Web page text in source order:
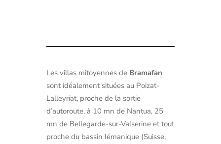
Les villas mitoyennes de Bramafan
sont idéalement situées au Poizat-
Lalleyriat, proche de la sortie
d’autoroute, à 10 mn de Nantua, 25
mn de Bellegarde-sur-Valserine et tout
proche du bassin lémanique (Suisse,